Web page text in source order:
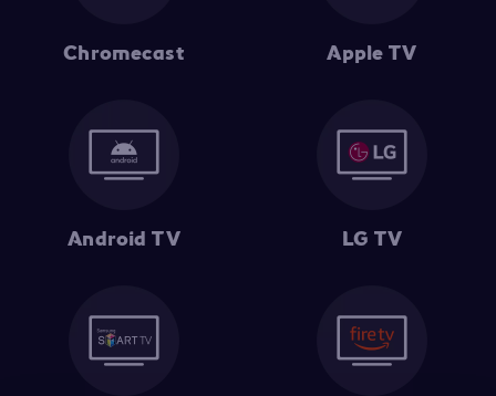
Chromecast Apple TV
Android TV LG TV